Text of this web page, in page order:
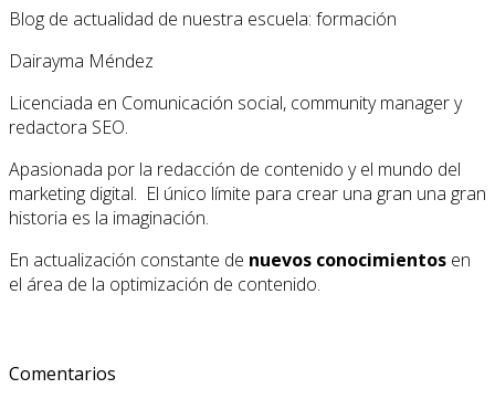
Blog de actualidad de nuestra escuela: formación
Dairayma Méndez
Licenciada en Comunicación social, community manager y
redactora SEO.
Apasionada por la redacción de contenido y el mundo del
marketing digital. El único límite para crear una gran una gran
historia es la imaginación.
En actualización constante de nuevos conocimientos en
el área de la optimización de contenido.
Comentarios